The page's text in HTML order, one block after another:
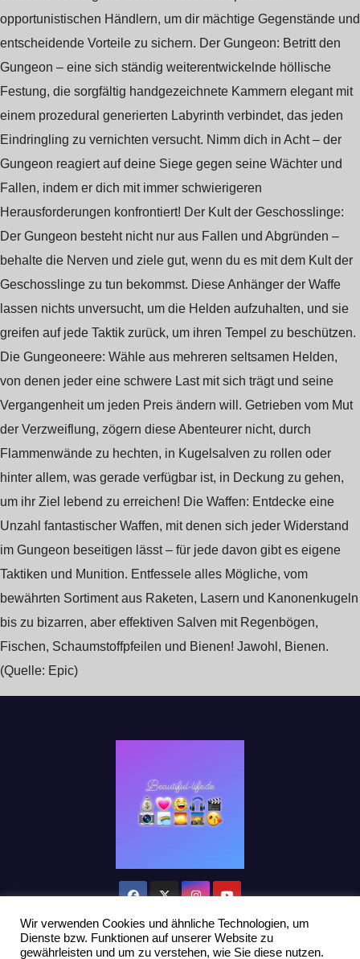
opportunistischen Händlern, um dir mächtige Gegenstände und
entscheidende Vorteile zu sichern. Der Gungeon: Betritt den
Gungeon – eine sich ständig weiterentwickelnde höllische
Festung, die sorgfältig handgezeichnete Kammern elegant mit
einem prozedural generierten Labyrinth verbindet, das jeden
Eindringling zu vernichten versucht. Nimm dich in Acht – der
Gungeon reagiert auf deine Siege gegen seine Wächter und
Fallen, indem er dich mit immer schwierigeren
Herausforderungen konfrontiert! Der Kult der Geschosslinge:
Der Gungeon besteht nicht nur aus Fallen und Abgründen –
behalte die Nerven und ziele gut, wenn du es mit dem Kult der
Geschosslinge zu tun bekommst. Diese Anhänger der Waffe
lassen nichts unversucht, um die Helden aufzuhalten, und sie
greifen auf jede Taktik zurück, um ihren Tempel zu beschützen.
Die Gungeoneere: Wähle aus mehreren seltsamen Helden,
von denen jeder eine schwere Last mit sich trägt und seine
Vergangenheit um jeden Preis ändern will. Getrieben vom Mut
der Verzweiflung, zögern diese Abenteurer nicht, durch
Flammenwände zu hechten, in Kugelsalven zu rollen oder
hinter allem, was gerade verfügbar ist, in Deckung zu gehen,
um ihr Ziel lebend zu erreichen! Die Waffen: Entdecke eine
Unzahl fantastischer Waffen, mit denen sich jeder Widerstand
im Gungeon beseitigen lässt – für jede davon gibt es eigene
Taktiken und Munition. Entfessele alles Mögliche, vom
bewährten Sortiment aus Raketen, Lasern und Kanonenkugeln
bis zu bizarren, aber effektiven Salven mit Regenbögen,
Fischen, Schaumstoffpfeilen und Bienen! Jawohl, Bienen.
(Quelle: Epic)
Wir verwenden Cookies und ähnliche Technologien, um
Dienste bzw. Funktionen auf unserer Website zu
gewährleisten und um zu verstehen, wie Sie diese nutzen.